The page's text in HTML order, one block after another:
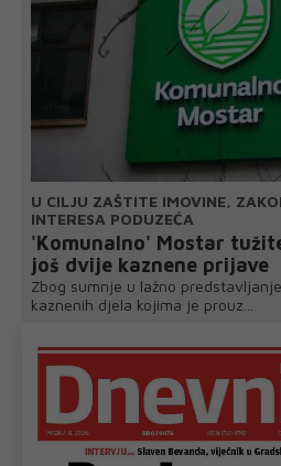
U CILJU ZAŠTITE IMOVINE,
INTERESA PODUZEĆA
'Komunalno' Mostar
još dvije kaznene prijave
Zbog sumnje u lažno
kaznenih djela kojima je prouz...